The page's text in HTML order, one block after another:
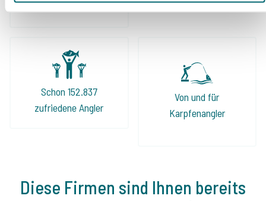
Schon 152.837
zufriedene Angler
Von und für
Karpfenangler
Diese Firmen sind Ihnen bereits